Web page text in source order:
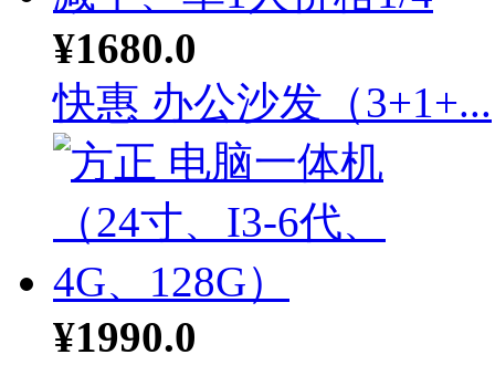
¥1680.0
快惠 办公沙发（3+1+...
¥1990.0